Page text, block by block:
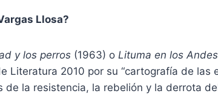
Llosa?
y los perros (1963) o Lituma en los Andes
Literatura 2010 por su “cartografía de las
de la resistencia, la rebelión y la derrota